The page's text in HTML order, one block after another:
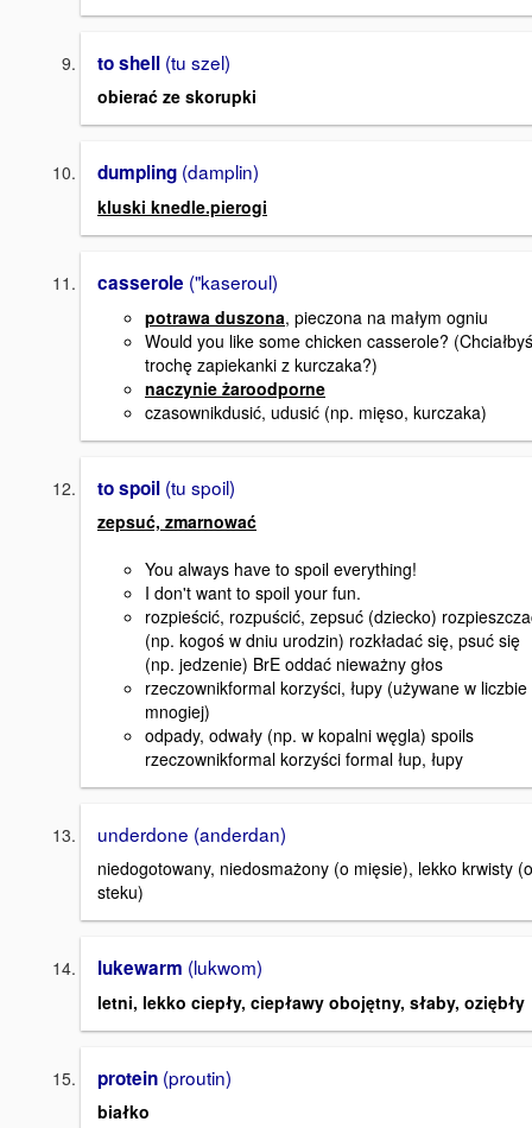
to shell (tu szel)
obierać ze skorupki
dumpling (damplin)
kluski knedle.pierogi
casserole ("kaseroul)
potrawa duszona, pieczona na małym ogniu
Would you like some chicken casserole? (Chciałbyś
trochę zapiekanki z kurczaka?)
naczynie żaroodporne
czasownikdusić, udusić (np. mięso, kurczaka)
to spoil (tu spoil)
zepsuć, zmarnować
You always have to spoil everything!
I don't want to spoil your fun.
rozpieścić, rozpuścić, zepsuć (dziecko)
(np. kogoś w dniu urodzin) rozkładać się, psuć się
(np. jedzenie) BrE oddać nieważny głos
rzeczownikformal korzyści, łupy (używane w liczbie
mnogiej)
odpady, odwały (np. w kopalni węgla) spoils
rzeczownikformal korzyści formal łup, łupy
underdone (anderdan)
niedogotowany, niedosmażony (o mięsie), lekko krwisty (o
steku)
lukewarm (lukwom)
letni, lekko ciepły, ciepławy obojętny, słaby, oziębły
protein (proutin)
białko